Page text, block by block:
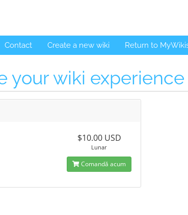
Contact Create a new wiki Return to
your wiki experience
$10.00 USD
Lunar
Comandă acum